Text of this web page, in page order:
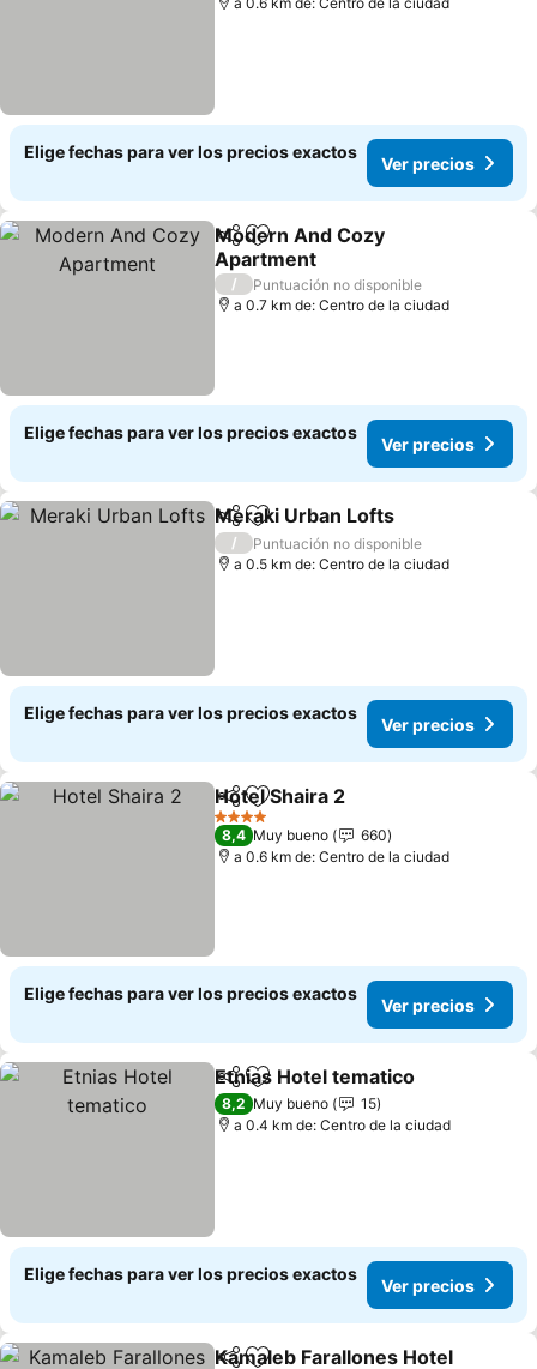
Elige fechas para ver los precios exactos
Ver precios
CompartirAgregar a favoritos
Modern And Cozy
Apartment
Ver precios
/
Puntuación no disponible
a 0.7 km de: Centro de la ciudad
Elige fechas para ver los precios exactos
Ver precios
CompartirAgregar a favoritos
Meraki Urban Lofts
/
Puntuación no disponible
a 0.5 km de: Centro de la ciudad
Elige fechas para ver los precios exactos
Ver precios
CompartirAgregar a favoritos
Hotel Shaira 2
4 Estrellas
8,4 Muy bueno
660
a 0.6 km de: Centro de la ciudad
Elige fechas para ver los precios exactos
Ver precios
CompartirAgregar a favoritos
Etnias Hotel tematico
8,2 Muy bueno
15
a 0.4 km de: Centro de la ciudad
Elige fechas para ver los precios exactos
Ver precios
Kamaleb Farallones Hotel